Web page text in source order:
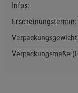
Infos:
Erscheinungstermin:
Verpackungsgewicht:
Verpackungsmaße
Beschreibung